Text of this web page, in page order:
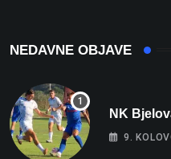
NEDAVNE OBJAVE
NK
9.